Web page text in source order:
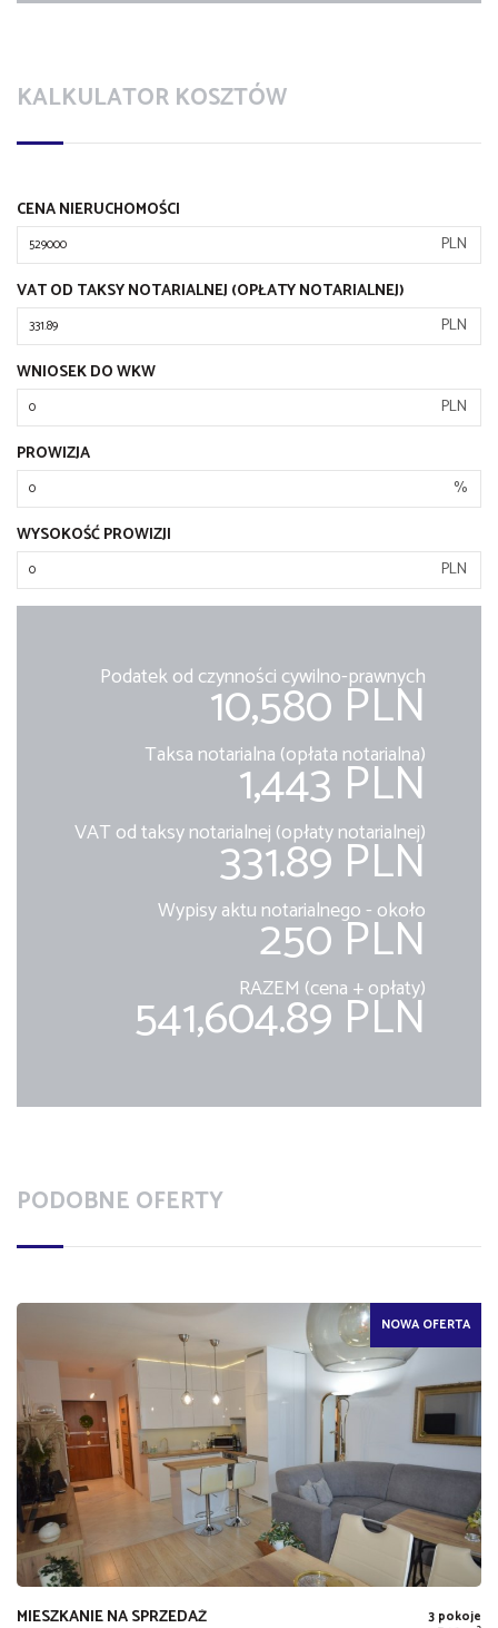
KALKULATOR KOSZTÓW
CENA NIERUCHOMOŚCI
PLN
VAT OD TAKSY NOTARIALNEJ (OPŁATY NOTARIALNEJ)
PLN
WNIOSEK DO WKW
PLN
PROWIZJA
%
WYSOKOŚĆ PROWIZJI
PLN
Podatek od czynności cywilno-prawnych
10,580 PLN
Taksa notarialna (opłata notarialna)
1,443 PLN
VAT od taksy notarialnej (opłaty notarialnej)
331.89 PLN
Wypisy aktu notarialnego - około
250 PLN
RAZEM (cena + opłaty)
541,604.89 PLN
PODOBNE OFERTY
NOWA OFERTA
MIESZKANIE NA SPRZEDAŻ 3 pokoje